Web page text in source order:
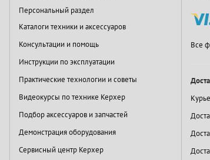
Персональный раздел
Каталоги техники и аксессуаров
Консультации и помощь
Инструкции по эксплуатации
Практические технологии и советы
Видеокурсы по технике Керхер
Подбор аксессуаров и запчастей
Демонстрация оборудования
Сервисный центр Керхер
Все